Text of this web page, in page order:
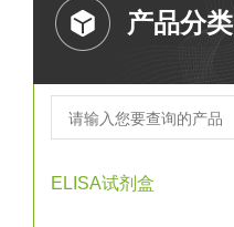
产品分类
ELISA试剂盒